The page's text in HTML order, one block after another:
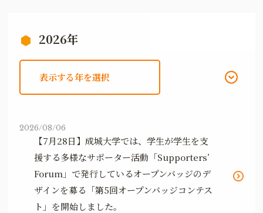
2026年
2026/08/06
【7月28日】成城大学では、学生が学生を支
援する多様なサポーター活動「Supporters’
Forum」で発行しているオープンバッジのデ
ザインを募る「第5回オープンバッジコンテス
ト」を開始しました。